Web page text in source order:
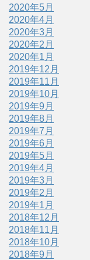
2020年5月
2020年4月
2020年3月
2020年2月
2020年1月
2019年12月
2019年11月
2019年10月
2019年9月
2019年8月
2019年7月
2019年6月
2019年5月
2019年4月
2019年3月
2019年2月
2019年1月
2018年12月
2018年11月
2018年10月
2018年9月